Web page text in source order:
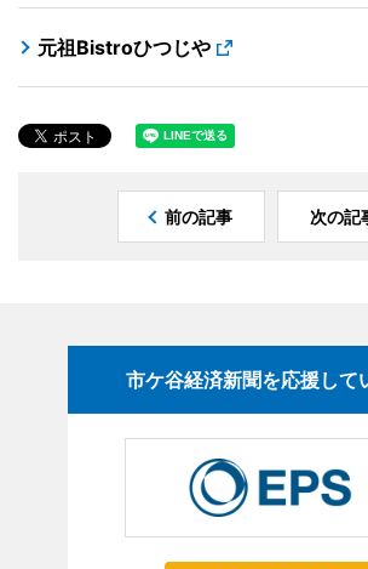
元祖Bistroひつじや
前の記事 次の記
市ケ谷経済新聞を応援して